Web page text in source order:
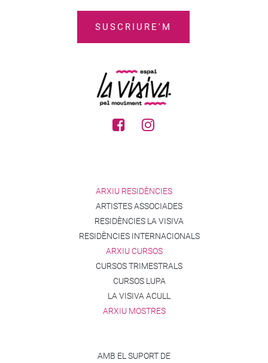
ARXIU RESIDÈNCIES
ARTISTES ASSOCIADES
RESIDÈNCIES LA VISIVA
RESIDÈNCIES INTERNACIONALS
ARXIU CURSOS
CURSOS TRIMESTRALS
CURSOS LUPA
LA VISIVA ACULL
ARXIU MOSTRES
AMB EL SUPORT DE